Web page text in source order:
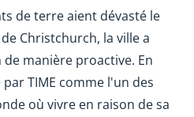
de terre aient dévasté le
Christchurch, la ville a
manière proactive. En
TIME comme l'un des
où vivre en raison de sa